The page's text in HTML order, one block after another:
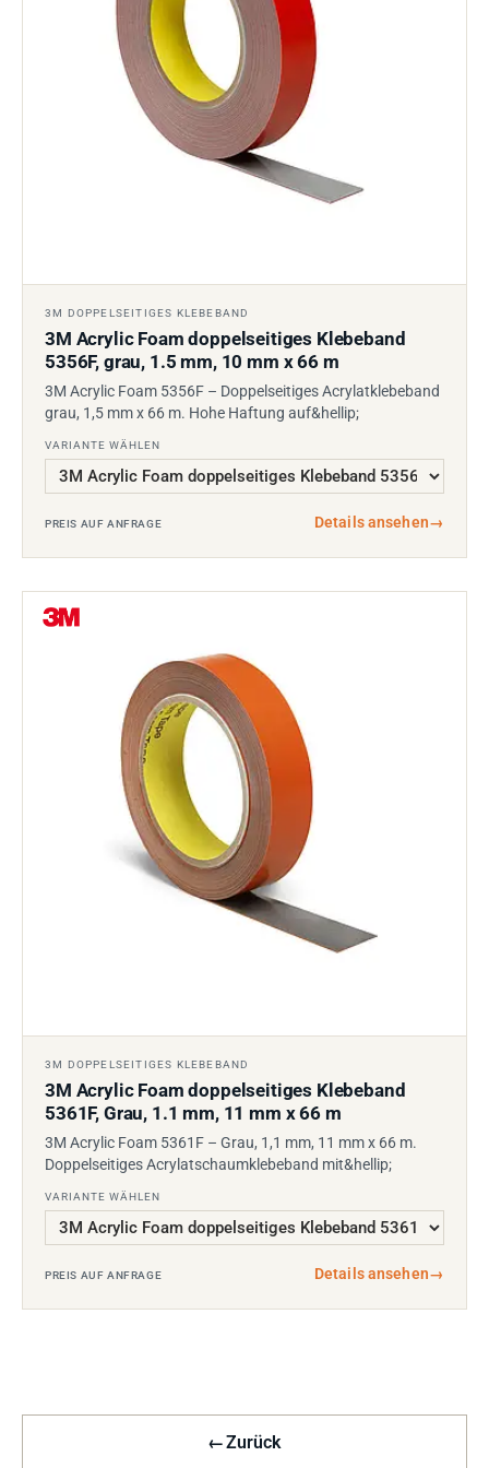
3M DOPPELSEITIGES KLEBEBAND
3M Acrylic Foam doppelseitiges Klebeband
5356F, grau, 1.5 mm, 10 mm x 66 m
3M Acrylic Foam 5356F – Doppelseitiges Acrylatklebeband
grau, 1,5 mm x 66 m. Hohe Haftung auf&hellip;
VARIANTE WÄHLEN
PREIS AUF ANFRAGE Details ansehen→
3M DOPPELSEITIGES KLEBEBAND
3M Acrylic Foam doppelseitiges Klebeband
5361F, Grau, 1.1 mm, 11 mm x 66 m
3M Acrylic Foam 5361F – Grau, 1,1 mm, 11 mm x 66 m.
Doppelseitiges Acrylatschaumklebeband mit&hellip;
VARIANTE WÄHLEN
PREIS AUF ANFRAGE Details ansehen→
←Zurück